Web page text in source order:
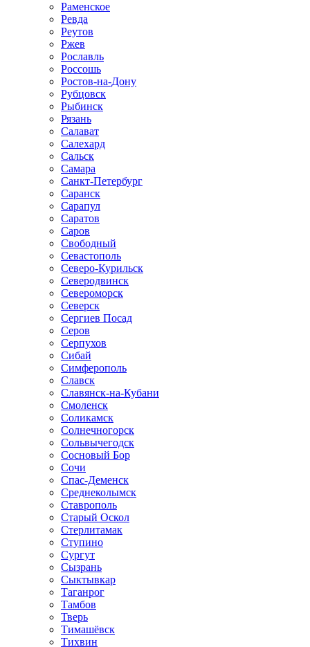
Раменское
Ревда
Реутов
Ржев
Рославль
Россошь
Ростов-на-Дону
Рубцовск
Рыбинск
Рязань
Салават
Салехард
Сальск
Самара
Санкт-Петербург
Саранск
Сарапул
Саратов
Саров
Свободный
Севастополь
Северо-Курильск
Северодвинск
Североморск
Северск
Сергиев Посад
Серов
Серпухов
Сибай
Симферополь
Славск
Славянск-на-Кубани
Смоленск
Соликамск
Солнечногорск
Сольвычегодск
Сосновый Бор
Сочи
Спас-Деменск
Среднеколымск
Ставрополь
Старый Оскол
Стерлитамак
Ступино
Сургут
Сызрань
Сыктывкар
Таганрог
Тамбов
Тверь
Тимашёвск
Тихвин